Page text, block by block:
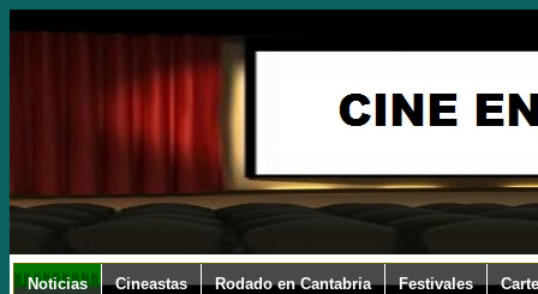
Noticias Cineastas Rodado en Cantabria Festivales